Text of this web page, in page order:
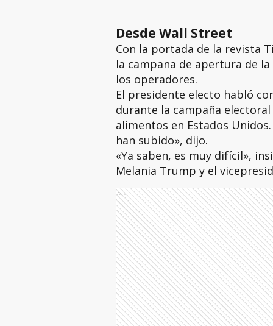
Desde Wall Street
Con la portada de la revista
la campana de apertura de
los operadores.
El presidente electo habló
durante la campaña
alimentos en Estados
han subido», dijo.
«Ya saben, es muy difícil»,
Melania Trump y el
Ads